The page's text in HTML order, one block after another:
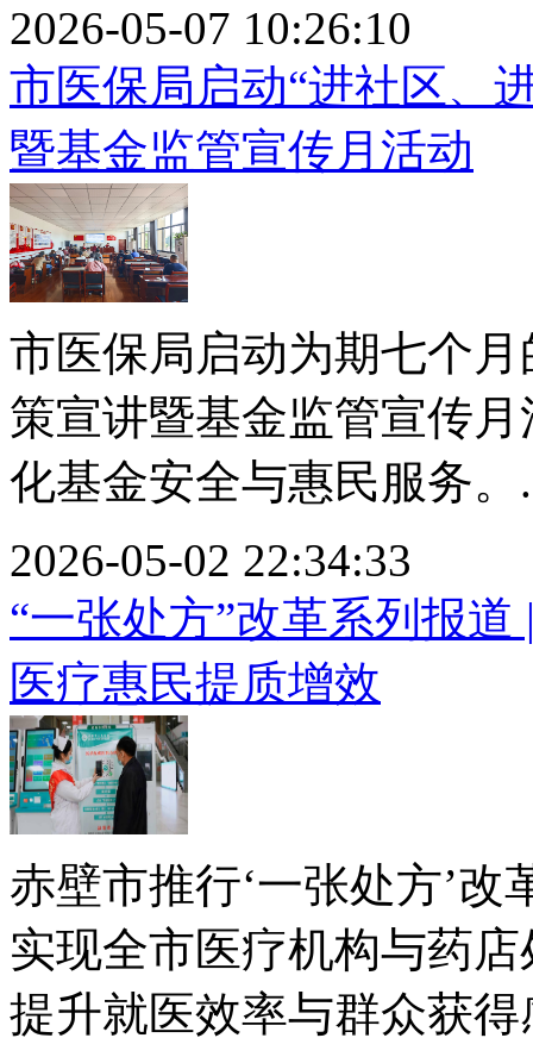
2026-05-07 10:26:10
市医保局启动“进社区、
暨基金监管宣传月活动
市医保局启动为期七个月
策宣讲暨基金监管宣传
化基金安全与惠民服务。
2026-05-02 22:34:33
“一张处方”改革系列报
医疗惠民提质增效
赤壁市推行‘一张处方’
实现全市医疗机构与药
提升就医效率与群众获得